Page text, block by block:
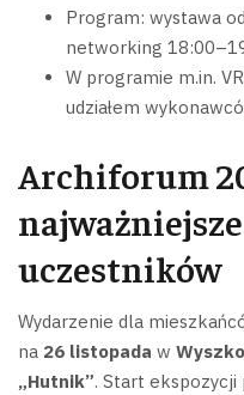
Program: wystawa
networking
W programie m.in.
udziałem
Archiforum
uczestników
Wydarzenie dla
na 26 listopada w
„Hutnik”. Start ekspozycji